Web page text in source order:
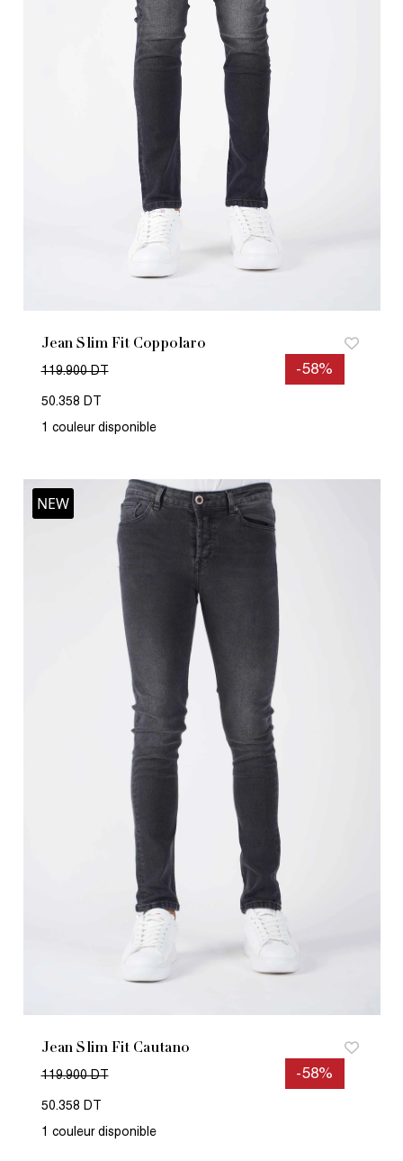
Jean Slim Fit Coppolaro
-58%
119.900 DT
50.358 DT
1 couleur disponible
NEW
Jean Slim Fit Cautano
-58%
119.900 DT
50.358 DT
1 couleur disponible